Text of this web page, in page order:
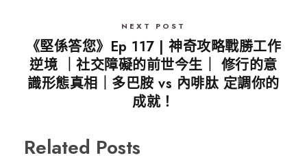
NEXT POST
《堅係答您》Ep 117 | 神奇攻略戰勝工作
逆境 ｜社交障礙的前世今生｜ 修行的意
識形態真相｜多巴胺 vs 內啡肽 定調你的
成就！
Related Posts